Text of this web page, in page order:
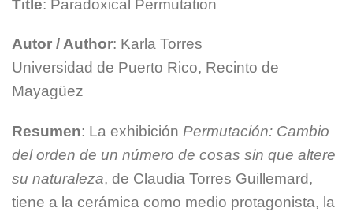
Title: Paradoxical Permutation
Autor / Author: Karla Torres
Universidad de Puerto Rico, Recinto de
Mayagüez
Resumen: La exhibición Permutación: Cambio
del orden de un número de cosas sin que altere
su naturaleza, de Claudia Torres Guillemard,
tiene a la cerámica como medio protagonista, la